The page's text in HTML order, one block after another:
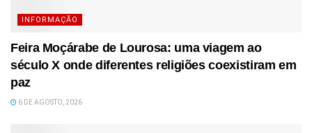
INFORMAÇÃO
Feira Moçárabe de Lourosa: uma viagem ao
século X onde diferentes religiões coexistiram em
paz
6 DE AGOSTO, 2026